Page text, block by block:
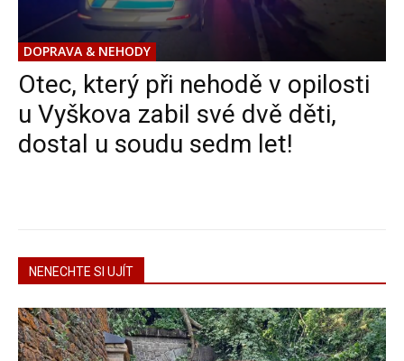
DOPRAVA & NEHODY
Otec, který při nehodě v opilosti
u Vyškova zabil své dvě děti,
dostal u soudu sedm let!
NENECHTE SI UJÍT